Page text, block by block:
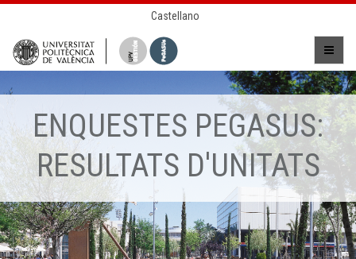
Castellano
ENQUESTES PEGASUS:
RESULTATS D'UNITATS